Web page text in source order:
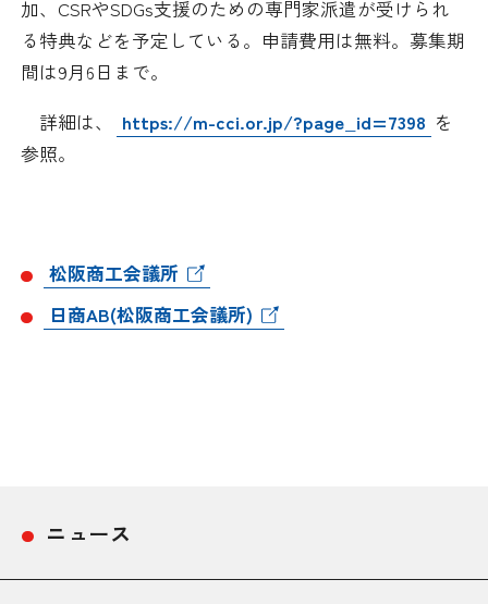
採用情報
加、CSRやSDGs支援のための専門家派遣が受けられ
る特典などを予定している。申請費用は無料。募集期
間は9月6日まで。
詳細は、
https://m-cci.or.jp/?page_id=7398 を
参照。
松阪商工会議所
日商AB(松阪商工会議所)
ニュース